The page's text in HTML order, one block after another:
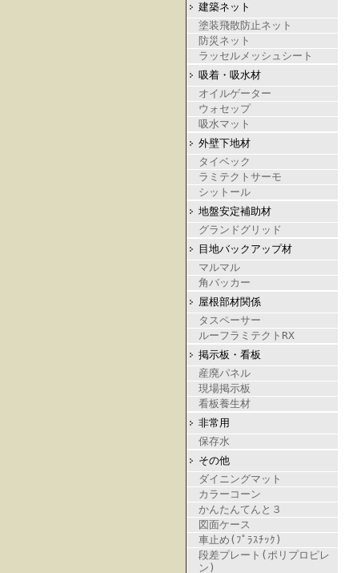
建築ネット
塗装飛散防止ネット
防災ネット
ラッセルメッシュシート
吸着・吸水材
オイルゲーター
ウォセップ
吸水マット
外壁下地材
タイベック
ラミテクトサーモ
シットール
地盤安定補助材
グランドグリッド
目地バックアップ材
マルマル
角バッカー
屋根部材関係
タスペーサー
ルーフラミテクトRX
掲示板・看板
産廃パネル
現場掲示板
看板養生材
非常用
保存水
その他
ダイニングマット
カラーコーン
かんたんてんと３
図面ケース
車止め(ﾌﾟﾗｽﾁｯｸ)
段差プレート(ポリプロピレ
ン)